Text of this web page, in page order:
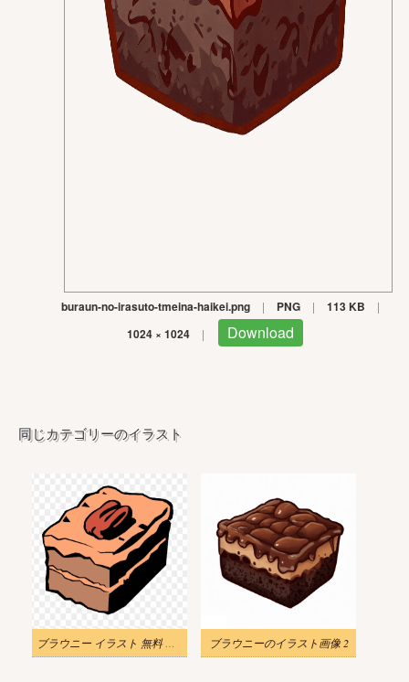
buraun-no-irasuto-tmeina-haikei.png | PNG | 113 KB |
1024 × 1024 | Download
同じカテゴリーのイラスト
ブラウニー イラスト 無料 透明 ブラウニーのイラスト画像 2